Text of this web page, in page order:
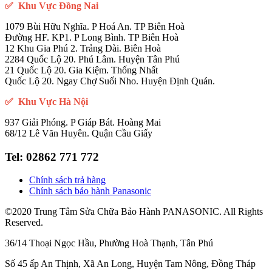
✅ Khu Vực Đồng Nai
1079 Bùi Hữu Nghĩa. P Hoá An. TP Biên Hoà
Đường HF. KP1. P Long Bình. TP Biên Hoà
12 Khu Gia Phú 2. Trảng Dài. Biên Hoà
2284 Quốc Lộ 20. Phú Lâm. Huyện Tân Phú
21 Quốc Lộ 20. Gia Kiệm. Thống Nhất
Quốc Lộ 20. Ngay Chợ Suối Nho. Huyện Định Quán.
✅ Khu Vực Hà Nội
937 Giải Phóng. P Giáp Bát. Hoàng Mai
68/12 Lê Văn Huyên. Quận Cầu Giấy
Tel: 02862 771 772
Chính sách trả hàng
Chính sách bảo hành Panasonic
©2020 Trung Tâm Sửa Chữa Bảo Hành PANASONIC. All Rights
Reserved.
36/14 Thoại Ngọc Hầu, Phường Hoà Thạnh, Tân Phú
Số 45 ấp An Thịnh, Xã An Long, Huyện Tam Nông, Đồng Tháp